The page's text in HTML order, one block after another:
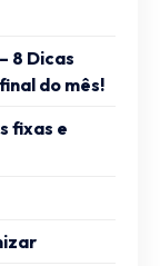
8 Dicas
do mês!
fixas e